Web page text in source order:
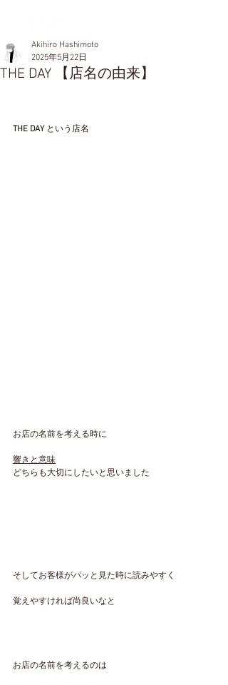
THE DAY 【店名の由来】
Akihiro Hashimoto
2025年5月22日
THE DAY という店名
お店の名前を考える時に
響きと意味
どちらも大切にしたいと思いました
そしてお客様がパッと見た時に読みやすく
覚えやすければ尚良いなと
お店の名前を考えるのは